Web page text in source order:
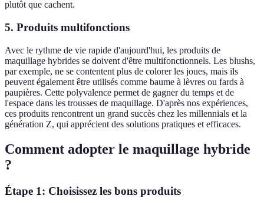
plutôt que cachent.
5. Produits multifonctions
Avec le rythme de vie rapide d'aujourd'hui, les produits de
maquillage hybrides se doivent d'être multifonctionnels. Les blushs,
par exemple, ne se contentent plus de colorer les joues, mais ils
peuvent également être utilisés comme baume à lèvres ou fards à
paupières. Cette polyvalence permet de gagner du temps et de
l'espace dans les trousses de maquillage. D'après nos expériences,
ces produits rencontrent un grand succès chez les millennials et la
génération Z, qui apprécient des solutions pratiques et efficaces.
Comment adopter le maquillage hybride
?
Étape 1: Choisissez les bons produits